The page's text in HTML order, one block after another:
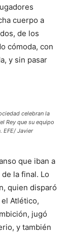
cuerpo a
de los
cómoda, con
y sin pasar
celebran la
Rey que su equipo
EFE/ Javier
que iban a
la final. Lo
quien disparó
Atlético,
jugó
y también